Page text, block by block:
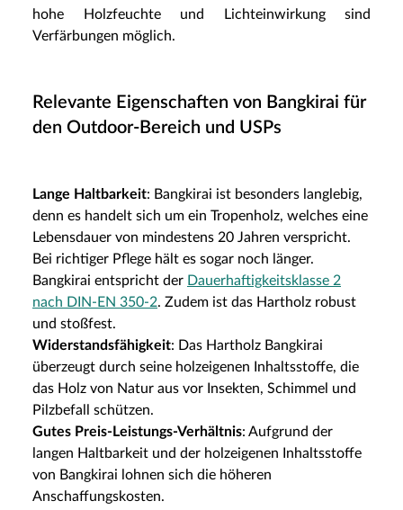
hohe Holzfeuchte und Lichteinwirkung sind
Verfärbungen möglich.
Relevante Eigenschaften von Bangkirai für
den Outdoor-Bereich und USPs
Lange Haltbarkeit: Bangkirai ist besonders langlebig,
denn es handelt sich um ein Tropenholz, welches eine
Lebensdauer von mindestens 20 Jahren verspricht.
Bei richtiger Pflege hält es sogar noch länger.
Bangkirai entspricht der Dauerhaftigkeitsklasse 2
nach DIN-EN 350-2. Zudem ist das Hartholz robust
und stoßfest.
Widerstandsfähigkeit: Das Hartholz Bangkirai
überzeugt durch seine holzeigenen Inhaltsstoffe, die
das Holz von Natur aus vor Insekten, Schimmel und
Pilzbefall schützen.
Gutes Preis-Leistungs-Verhältnis: Aufgrund der
langen Haltbarkeit und der holzeigenen Inhaltsstoffe
von Bangkirai lohnen sich die höheren
Anschaffungskosten.